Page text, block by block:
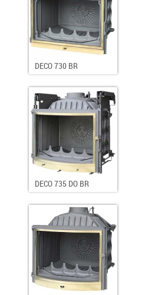
DECO 730 BR
DECO 735 DO BR